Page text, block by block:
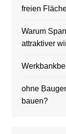
freien
Warum
attraktiver
ohne
bauen?